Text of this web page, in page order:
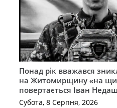
Понад рік вважався
на Житомирщину «на
повертається Іван
Субота, 8 Серпня, 2026